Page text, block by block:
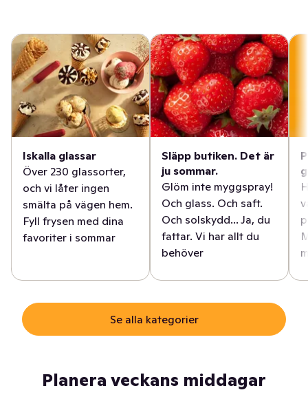
Iskalla glassar
Över 230 glassorter,
och vi låter ingen
smälta på vägen hem.
Fyll frysen med dina
favoriter i sommar
Släpp butiken. Det är
ju sommar.
Glöm inte myggspray!
Och glass. Och saft.
Och solskydd... Ja, du
fattar. Vi har allt du
behöver
Se alla kategorier
Planera veckans middagar